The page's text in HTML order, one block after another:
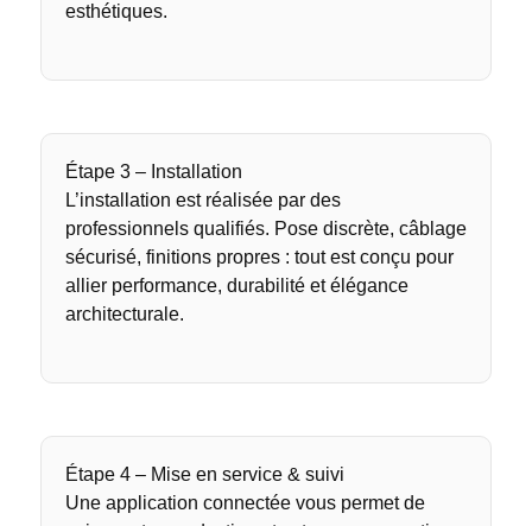
esthétiques.
Étape 3 – Installation
L’installation est réalisée par des
professionnels qualifiés. Pose discrète, câblage
sécurisé, finitions propres : tout est conçu pour
allier performance, durabilité et élégance
architecturale.
Étape 4 – Mise en service & suivi
Une application connectée vous permet de